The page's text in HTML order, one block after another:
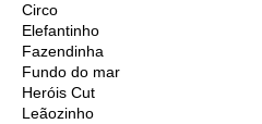
Circo
Elefantinho
Fazendinha
Fundo do mar
Heróis Cut
Leãozinho